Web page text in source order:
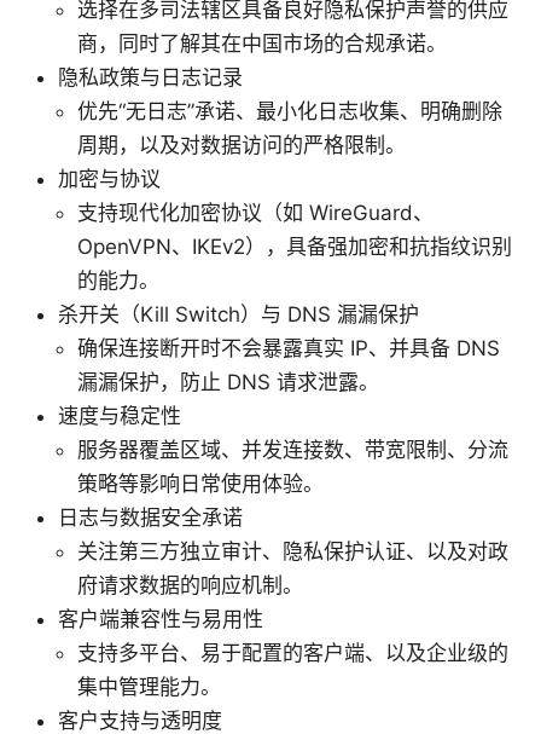
选择在多司法辖区具备良好隐私保护声誉的供应
商，同时了解其在中国市场的合规承诺。
隐私政策与日志记录
优先“无日志”承诺、最小化日志收集、明确删除
周期，以及对数据访问的严格限制。
加密与协议
支持现代化加密协议（如 WireGuard、
OpenVPN、IKEv2），具备强加密和抗指纹识别
的能力。
杀开关（Kill Switch）与 DNS 漏漏保护
确保连接断开时不会暴露真实 IP、并具备 DNS
漏漏保护，防止 DNS 请求泄露。
速度与稳定性
服务器覆盖区域、并发连接数、带宽限制、分流
策略等影响日常使用体验。
日志与数据安全承诺
关注第三方独立审计、隐私保护认证、以及对政
府请求数据的响应机制。
客户端兼容性与易用性
支持多平台、易于配置的客户端、以及企业级的
集中管理能力。
客户支持与透明度